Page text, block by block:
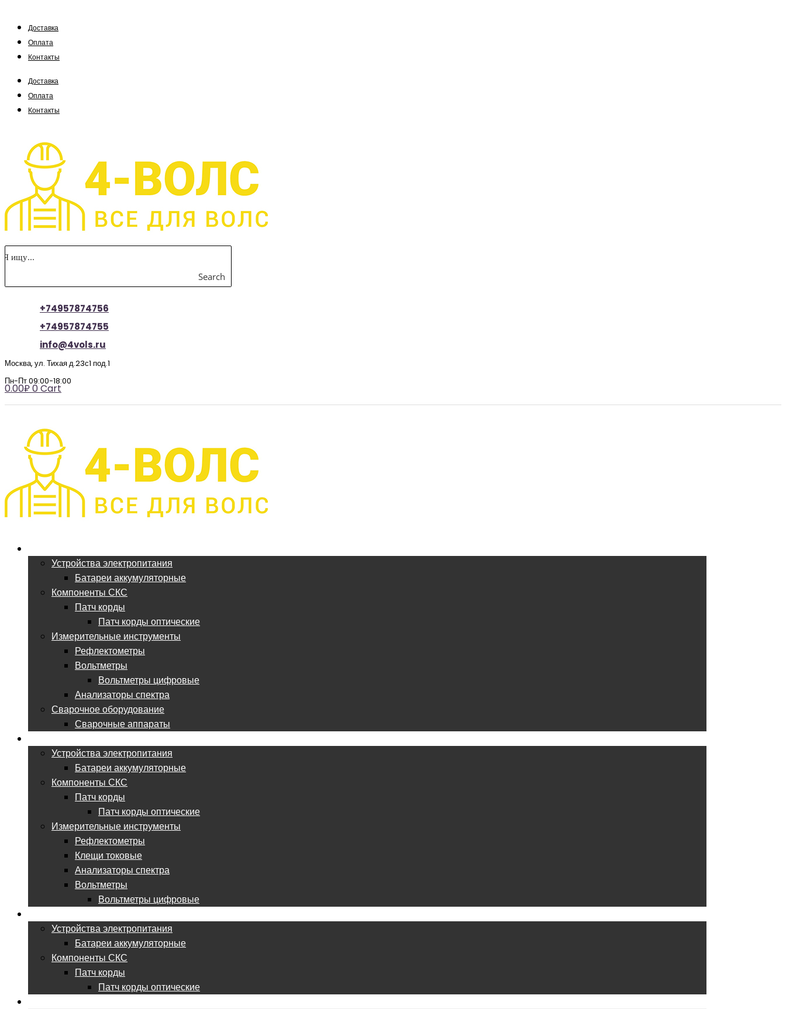
Доставка
Оплата
Контакты
Доставка
Оплата
Контакты
Search
+74957874756
+74957874755
info@4vols.ru
Москва, ул. Тихая д.23с1 под.1
Пн-Пт 09:00-18:00
0.00₽0Cart
Устройства электропитания
Батареи аккумуляторные
Компоненты СКС
Патч корды
Патч корды оптические
Измерительные инструменты
Рефлектометры
Вольтметры
Вольтметры цифровые
Анализаторы спектра
Сварочное оборудование
Сварочные аппараты
Устройства электропитания
Батареи аккумуляторные
Компоненты СКС
Патч корды
Патч корды оптические
Измерительные инструменты
Рефлектометры
Клещи токовые
Анализаторы спектра
Вольтметры
Вольтметры цифровые
Устройства электропитания
Батареи аккумуляторные
Компоненты СКС
Патч корды
Патч корды оптические